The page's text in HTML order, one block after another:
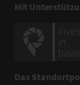
Mit
Das